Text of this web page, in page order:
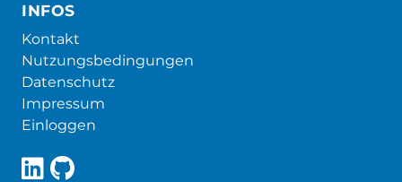
INFOS
Kontakt
Nutzungsbedingungen
Datenschutz
Impressum
Einloggen